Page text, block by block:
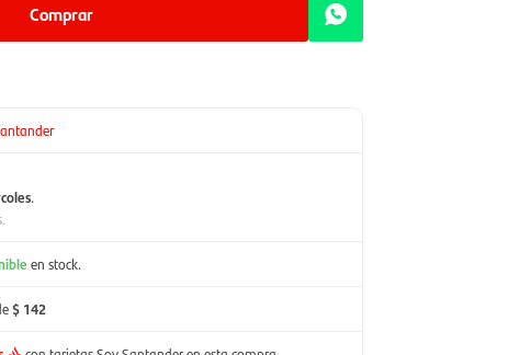
Comprar
.
en stock.
$ 142